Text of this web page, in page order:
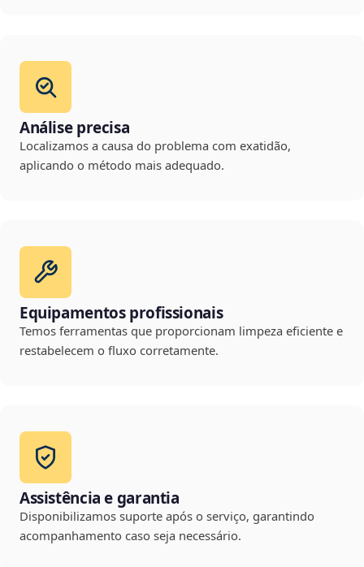
Análise precisa
Localizamos a causa do problema com exatidão,
aplicando o método mais adequado.
Equipamentos profissionais
Temos ferramentas que proporcionam limpeza eficiente e
restabelecem o fluxo corretamente.
Assistência e garantia
Disponibilizamos suporte após o serviço, garantindo
acompanhamento caso seja necessário.